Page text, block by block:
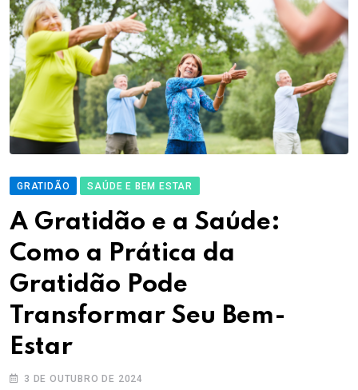
GRATIDÃO SAÚDE E BEM ESTAR
A Gratidão e a Saúde:
Como a Prática da
Gratidão Pode
Transformar Seu Bem-
Estar
3 DE OUTUBRO DE 2024